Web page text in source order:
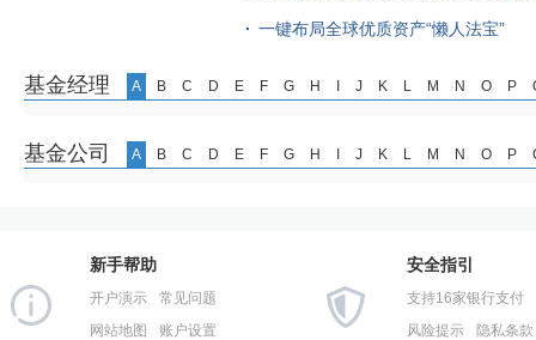
一键布局全球优质资产“懒人法宝”
基金经理 A B C D E F G H I J K L M N O P
基金公司 A B C D E F G H I J K L M N O P
新手帮助
开户演示
常见问题
网站地图
账户设置
安全指引
支持16家银行支付
风险提示
隐私条款